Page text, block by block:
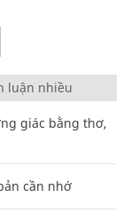
luận nhiều
giác bằng thơ,
cần nhớ